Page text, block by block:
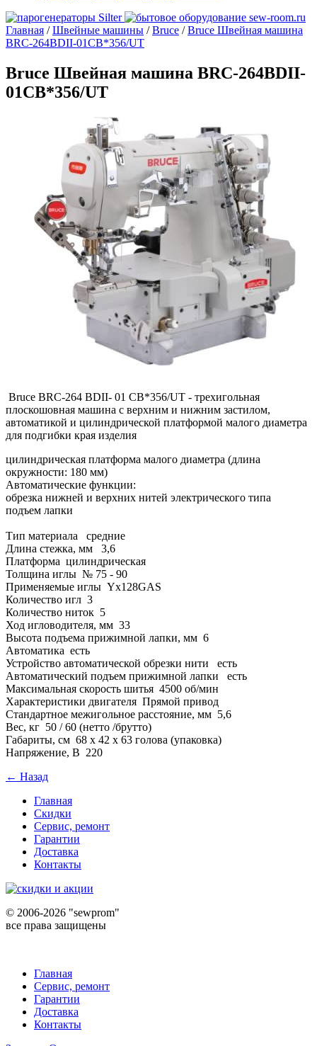
Главная /Швейные машины /Bruce /Bruce Швейная машина
BRC-264BDII-01CB*356/UT
Bruce Швейная машина BRC-264BDII-
01CB*356/UT
Bruce BRC-264 BDII- 01 CB*356/UT - трехигольная
плоскошовная машина с верхним и нижним застилом,
автоматикой и цилиндрической платформой малого диаметра
для подгибки края изделия
цилиндрическая платформа малого диаметра (длина
окружности: 180 мм)
Автоматические функции:
обрезка нижней и верхних нитей электрического типа
подъем лапки
Тип материала средние
Длина стежка, мм 3,6
Платформа цилиндрическая
Толщина иглы № 75 - 90
Применяемые иглы Yx128GAS
Количество игл 3
Количество ниток 5
Ход игловодителя, мм 33
Высота подъема прижимной лапки, мм 6
Автоматика есть
Устройство автоматической обрезки нити есть
Автоматический подъем прижимной лапки есть
Максимальная скорость шитья 4500 об/мин
Характеристики двигателя Прямой привод
Стандартное межигольное расстояние, мм 5,6
Вес, кг 50 / 60 (нетто /брутто)
Габариты, см 68 х 42 х 63 голова (упаковка)
Напряжение, В 220
← Назад
Главная
Скидки
Сервис, ремонт
Гарантии
Доставка
Контакты
© 2006-2026 "sewprom"
все права защищены
Главная
Сервис, ремонт
Гарантии
Доставка
Контакты